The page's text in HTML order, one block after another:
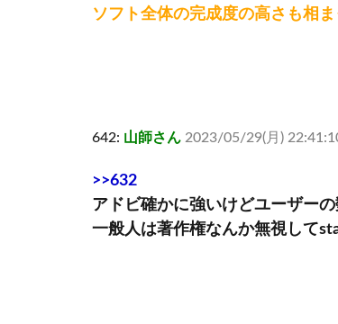
ソフト全体の完成度の高さも相
642: 山師さん 2023/05/29(月)
>>632
アドビ確かに強いけどユーザー
一般人は著作権なんか無視して